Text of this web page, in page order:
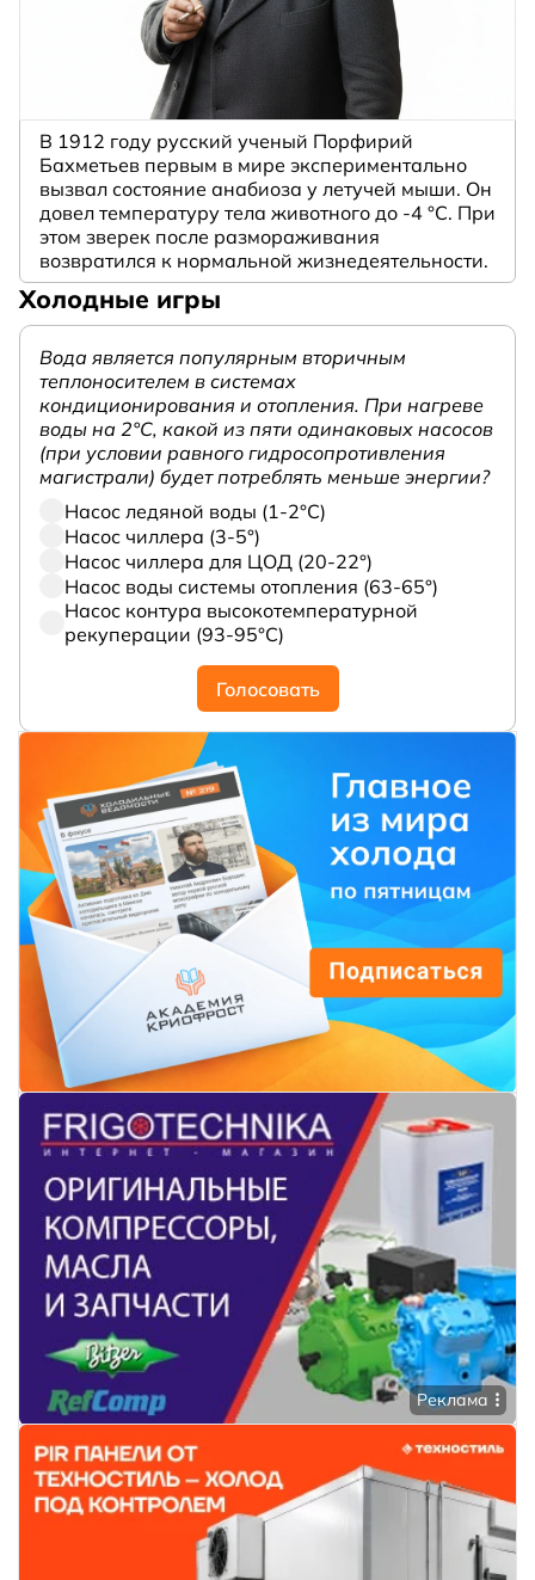
В 1912 году русский ученый Порфирий
Бахметьев первым в мире экспериментально
вызвал состояние анабиоза у летучей мыши. Он
довел температуру тела животного до -4 °C. При
этом зверек после размораживания
возвратился к нормальной жизнедеятельности.
Холодные игры
Вода является популярным вторичным
теплоносителем в системах
кондиционирования и отопления. При нагреве
воды на 2°С, какой из пяти одинаковых насосов
(при условии равного гидросопротивления
магистрали) будет потреблять меньше энергии?
Насос ледяной воды (1-2°С)
Насос чиллера (3-5°)
Насос чиллера для ЦОД (20-22°)
Насос воды системы отопления (63-65°)
Насос контура высокотемпературной
рекуперации (93-95°С)
Голосовать
Реклама